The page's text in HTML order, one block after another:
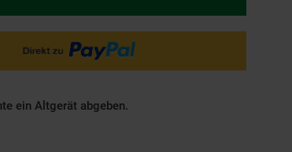
ein Altgerät abgeben.